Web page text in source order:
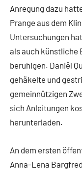
Anregung dazu
Prange aus dem
Untersuchungen
als auch künstliche
beruhigen. Daniël
gehäkelte und
gemeinnützigen
sich Anleitungen
herunterladen.
An dem ersten
Anna-Lena